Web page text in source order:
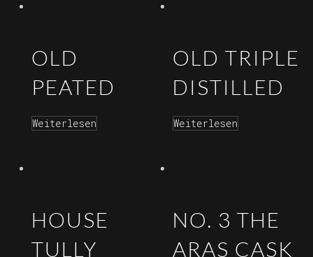
OLD
PEATED
Weiterlesen
OLD TRIPLE
DISTILLED
Weiterlesen
HOUSE
TULLY
NO. 3 THE
ARAS CASK